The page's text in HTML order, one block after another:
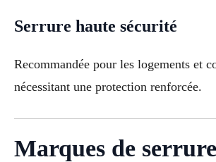
Serrure haute sécurité
Recommandée pour les logements et
nécessitant une protection renforcée.
Marques de